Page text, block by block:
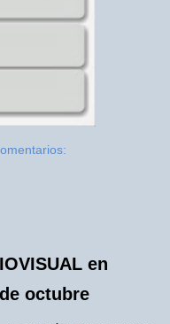
en
octubre